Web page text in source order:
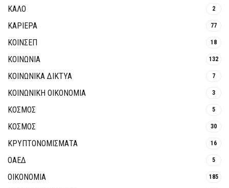
ΚΑΛΟ 2
ΚΑΡΙΕΡΑ 77
ΚΟΙΝΣΕΠ 18
ΚΟΙΝΩΝΙΑ 132
ΚΟΙΝΩΝΙΚΆ ΔΊΚΤΥΑ 7
ΚΟΙΝΩΝΙΚΉ ΟΙΚΟΝΟΜΊΑ 3
ΚΟΣΜΟΣ 5
ΚΟΣΜΟΣ 30
ΚΡΥΠΤΟΝΟΜΊΣΜΑΤΑ 16
ΟΑΕΔ 5
ΟΙΚΟΝΟΜΙΑ 185